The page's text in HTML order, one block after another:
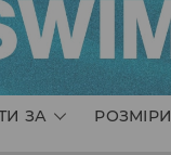
ЗА РОЗМІРИ